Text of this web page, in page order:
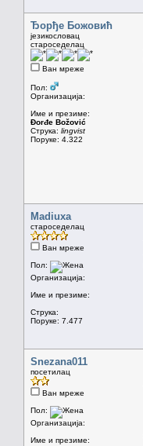
Ђорђе Божовић
језикословац
староседелац
Ван мреже
Пол:
Организација:
Име и презиме:
Đorđe Božović
Струка: lingvist
Поруке: 4.322
Madiuxa
староседелац
Ван мреже
Пол:
Организација:
Име и презиме:
Струка:
Поруке: 7.477
Snezana011
посетилац
Ван мреже
Пол:
Организација:
Име и презиме: